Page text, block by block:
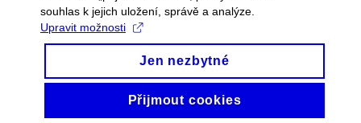
souhlas k jejich uložení, správě a analýze.
Upravit možnosti
Jen nezbytné
Přijmout cookies